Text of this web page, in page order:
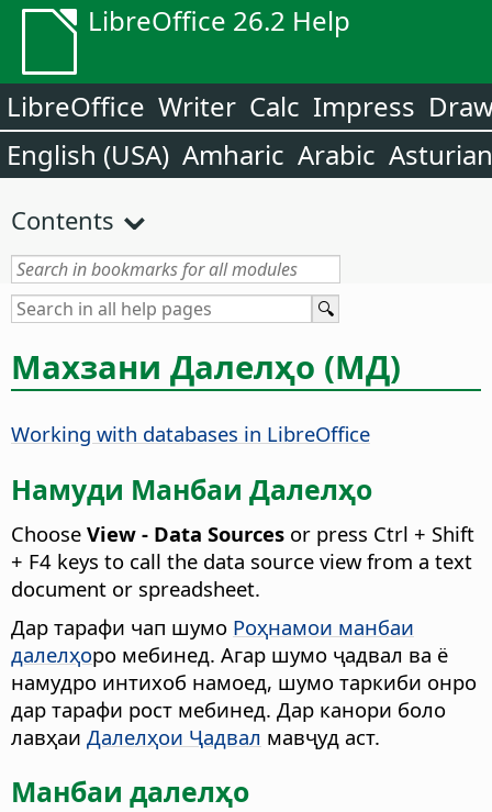
LibreOffice 26.2 Help
LibreOffice Writer Calc Impress
English (USA) Amharic Arabic Asturian
Contents
Махзани Далелҳо (МД)
Working with databases in LibreOffice
Намуди Манбаи Далелҳо
Choose View - Data Sources or press Ctrl + Shift
+ F4 keys to call the data source view from a text
document or spreadsheet.
Дар тарафи чап шумо Роҳнамои манбаи
далелҳоро мебинед. Агар шумо ҷадвал ва ё
намудро интихоб намоед, шумо таркиби онро
дар тарафи рост мебинед. Дар канори боло
лавҳаи Далелҳои Ҷадвал мавҷуд аст.
Манбаи далелҳо